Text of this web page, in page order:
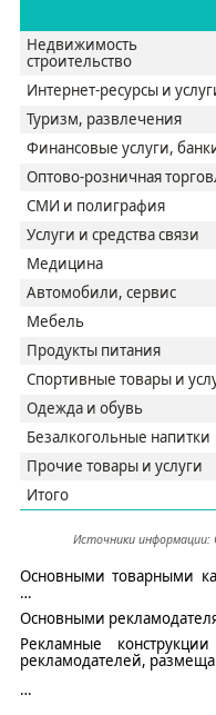
строительство
Интернет-ресурсы и
Туризм, развлечения
Финансовые услуги,
Оптово-розничная
СМИ и полиграфия
Услуги и средства связи
Медицина
Автомобили, сервис
Мебель
Продукты питания
Спортивные товары и
Одежда и обувь
Безалкогольные напитки
Прочие товары и услуги
Итого
Источники информации:
Основнымитоварными
…
Основными
Рекламные конструкции
рекламодателей,
…